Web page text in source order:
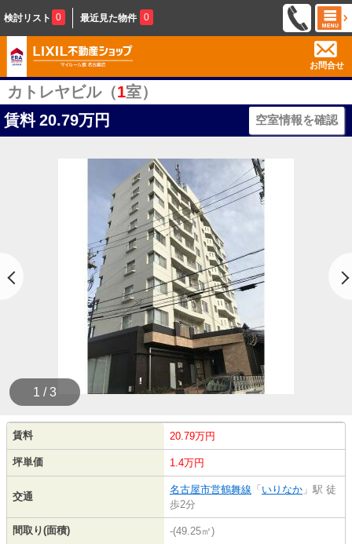
検討リスト 0 最近見た物件 0
お問合せ
カトレヤビル（1室）
賃料 20.79万円 空室情報を確認
1 / 3
賃料 20.79万円
坪単価 1.4万円
交通
名古屋市営鶴舞線 「 いりなか 」駅 徒
歩2分
間取り(面積) -(49.25㎡)